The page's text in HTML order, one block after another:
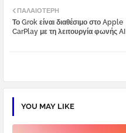
tter
ΠΑΛΑΙΌΤΕΡΗ
Το Grok είναι διαθέσιμο στο Apple
CarPlay με τη λειτουργία φωνής AI
YOU MAY LIKE